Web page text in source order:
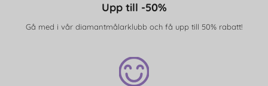
Upp till -50%
Gå med i vår diamantmålarklubb och få upp till 50% rabatt!